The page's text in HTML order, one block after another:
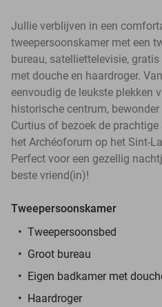
Jullie verblijven in een
tweepersoonskamer met een
bureau, satelliettelevisie,
met douche en haardroger.
eenvoudig de leukste plekken
historische centrum,
Curtius of bezoek de
het Archéoforum op het Sint-
Perfect voor een gezellig
beste vriend(in)!
Tweepersoonskamer
Tweepersoonsbed
Groot bureau
Eigen badkamer met
Haardroger